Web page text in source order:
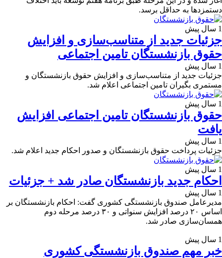
دستمزدها به حداقل برسد.
1 سال پیش
جزئیات جدید از متناسب‌سازی و افزایش
حقوق بازنشستگان تامین اجتماعی
1 سال پیش
جزئیات جدید از متناسب‌سازی و افزایش حقوق بازنشستگان و
مستمری بگیران تامین اجتماعی اعلام شد.
1 سال پیش
حقوق بازنشستگان تامین اجتماعی افزایش
یافت
1 سال پیش
جزئیات پرداخت حقوق بازنشستگان و صدور احکام جدید اعلام شد.
1 سال پیش
احکام جدید بازنشستگان صادر شد + جزئیات
1 سال پیش
مدیرعامل صندوق بازنشستگی کشوری گفت: احکام بازنشستگان بر
اساس ۲۰ درصد افزایش سنواتی و ۳۰ درصد مرحله دوم
همسان‌سازی صادر شد.
1 سال پیش
خبر مهم صندوق بازنشستگی کشوری